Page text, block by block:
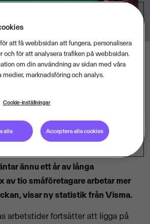
för de allra flesta – och för landets
ännu ett år av långa
av tio småföretagare arbetar mer
visar ny statistik från Visma.
arbetstider fortsätter att ligga på
att få webbsidan att fungera, personalisera
och för att analysera trafiken på webbsidan.
om din användning av sidan med våra
marknadsföring och analys.
Cookie-inställningar
alla Acceptera alla cookies